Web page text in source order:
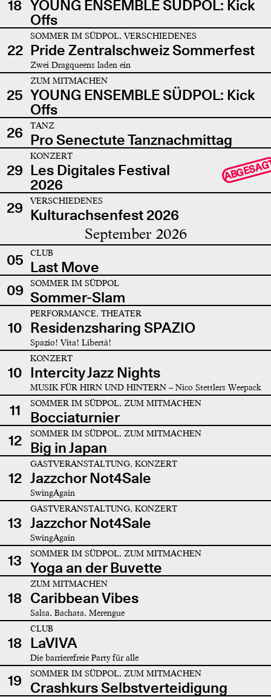
18 YOUNG ENSEMBLE SÜDPOL: Kick
Offs
22
SOMMER IM SÜDPOL, VERSCHIEDENES
Pride Zentralschweiz Sommerfest
Zwei Dragqueens laden ein
25
ZUM MITMACHEN
YOUNG ENSEMBLE SÜDPOL: Kick
Offs
26
TANZ
Pro Senectute Tanznachmittag
29
KONZERT
Les Digitales Festival
2026
29 VERSCHIEDENES
Kulturachsenfest 2026
September 2026
05 CLUB
Last Move
09
SOMMER IM SÜDPOL
Sommer-Slam
10
PERFORMANCE, THEATER
Residenzsharing SPAZIO
Spazio! Vita! Libertà!
10
KONZERT
Intercity Jazz Nights
MUSIK FÜR HIRN UND HINTERN – Nico Stettlers Weepack
11 SOMMER IM SÜDPOL, ZUM MITMACHEN
Bocciaturnier
12
SOMMER IM SÜDPOL, ZUM MITMACHEN
Big in Japan
12
GASTVERANSTALTUNG, KONZERT
Jazzchor Not4Sale
SwingAgain
13
GASTVERANSTALTUNG, KONZERT
Jazzchor Not4Sale
SwingAgain
13 SOMMER IM SÜDPOL, ZUM MITMACHEN
Yoga an der Buvette
18
ZUM MITMACHEN
Caribbean Vibes
Salsa, Bachata, Merengue
18
CLUB
LaVIVA
Die barrierefreie Party für alle
19 SOMMER IM SÜDPOL, ZUM MITMACHEN
Crashkurs Selbstverteidigung